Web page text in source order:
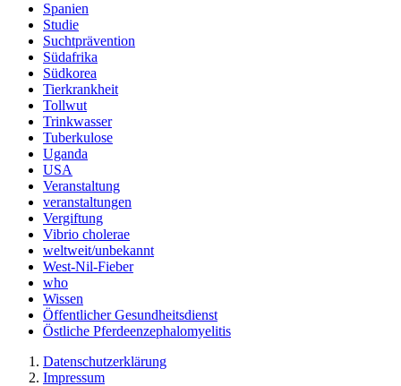
Spanien
Studie
Suchtprävention
Südafrika
Südkorea
Tierkrankheit
Tollwut
Trinkwasser
Tuberkulose
Uganda
USA
Veranstaltung
veranstaltungen
Vergiftung
Vibrio cholerae
weltweit/unbekannt
West-Nil-Fieber
who
Wissen
Öffentlicher Gesundheitsdienst
Östliche Pferdeenzephalomyelitis
Datenschutzerklärung
Impressum